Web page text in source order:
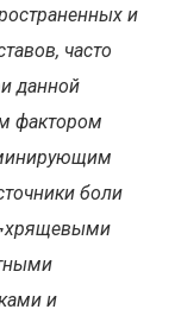
и
часто
данной
фактором
боли
и